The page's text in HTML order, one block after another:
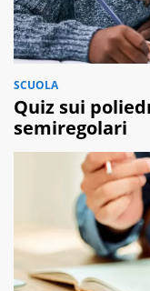
SCUOLA
Quiz sui
semiregolari